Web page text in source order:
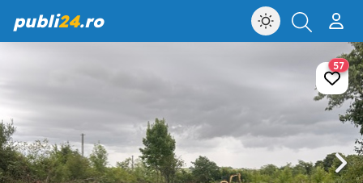
publi24.ro
57